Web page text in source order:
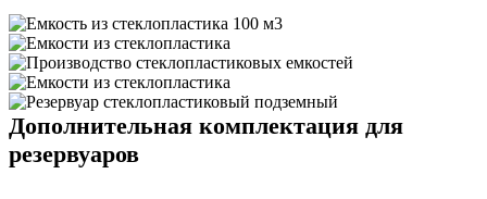
Дополнительная комплектация для
резервуаров